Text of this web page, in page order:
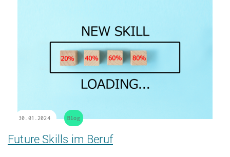
30.01.2024 Blog
Future Skills im Beruf